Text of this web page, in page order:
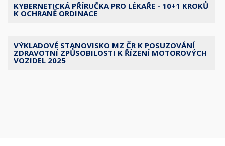
KYBERNETICKÁ PŘÍRUČKA PRO LÉKAŘE - 10+1 KROKŮ
K OCHRANĚ ORDINACE
VÝKLADOVÉ STANOVISKO MZ ČR K POSUZOVÁNÍ
ZDRAVOTNÍ ZPŮSOBILOSTI K ŘÍZENÍ MOTOROVÝCH
VOZIDEL 2025